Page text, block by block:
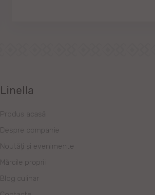
Linella
Produs acasă
Despre companie
Noutăți și evenimente
Mărcile proprii
Blog culinar